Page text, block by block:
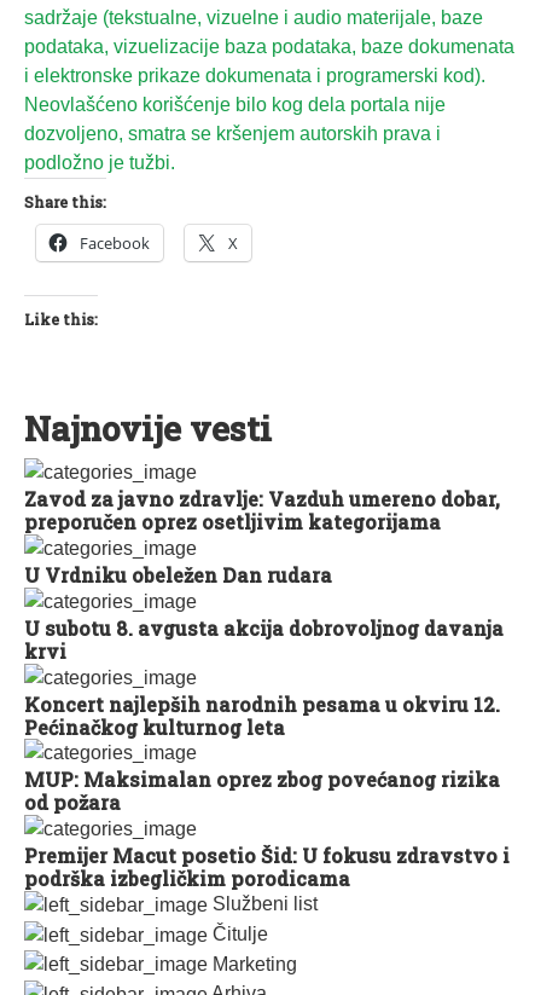
Službeni list
Čitulje
Marketing
sadržaje (tekstualne, vizuelne i audio materijale, baze
podataka, vizuelizacije baza podataka, baze dokumenata
i elektronske prikaze dokumenata i programerski kod).
Neovlašćeno korišćenje bilo kog dela portala nije
dozvoljeno, smatra se kršenjem autorskih prava i
podložno je tužbi.
Share this:
Facebook X
Like this:
Najnovije vesti
Zavod za javno zdravlje: Vazduh umereno dobar,
preporučen oprez osetljivim kategorijama
U Vrdniku obeležen Dan rudara
U subotu 8. avgusta akcija dobrovoljnog davanja
krvi
Koncert najlepših narodnih pesama u okviru 12.
Pećinačkog kulturnog leta
MUP: Maksimalan oprez zbog povećanog rizika
od požara
Premijer Macut posetio Šid: U fokusu zdravstvo i
podrška izbegličkim porodicama